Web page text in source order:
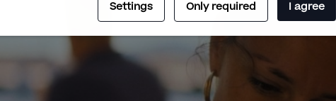
Settings Only required I agree